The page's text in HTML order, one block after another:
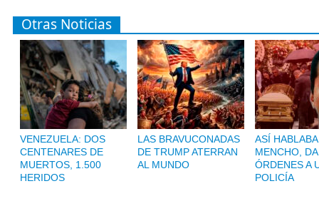
Otras Noticias
VENEZUELA: DOS
CENTENARES DE
MUERTOS, 1.500
HERIDOS
LAS BRAVUCONADAS
DE TRUMP ATERRAN
AL MUNDO
ASÍ
MENCHO,
ÓRDENES A
POLICÍA